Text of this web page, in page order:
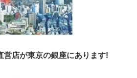
営店が東京の銀座にあります!